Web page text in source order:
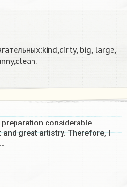
big, large,
preparation considerable
great artistry. Therefore, I